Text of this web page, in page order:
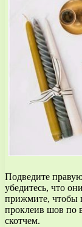
Подведите
убедитесь, что
прижмите, чтобы
проклеив шов по
скотчем.